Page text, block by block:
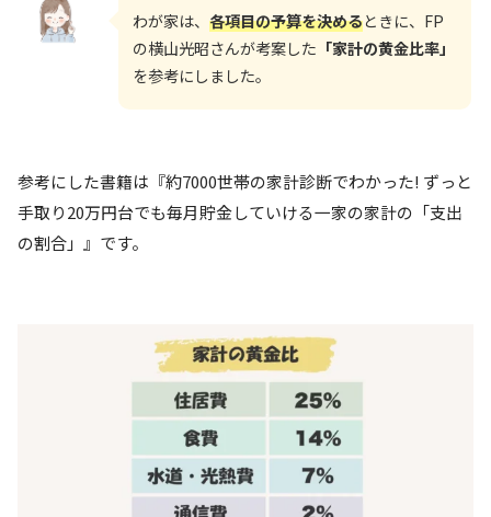
わが家は、 各項目の予算を決めるときに、FP
の横山光昭さんが考案した 「家計の黄金比率」
を参考にしました。
参考にした書籍は『約7000世帯の家計診断でわかった! ずっと
手取り20万円台でも毎月貯金していける一家の家計の「支出
の割合」』です。